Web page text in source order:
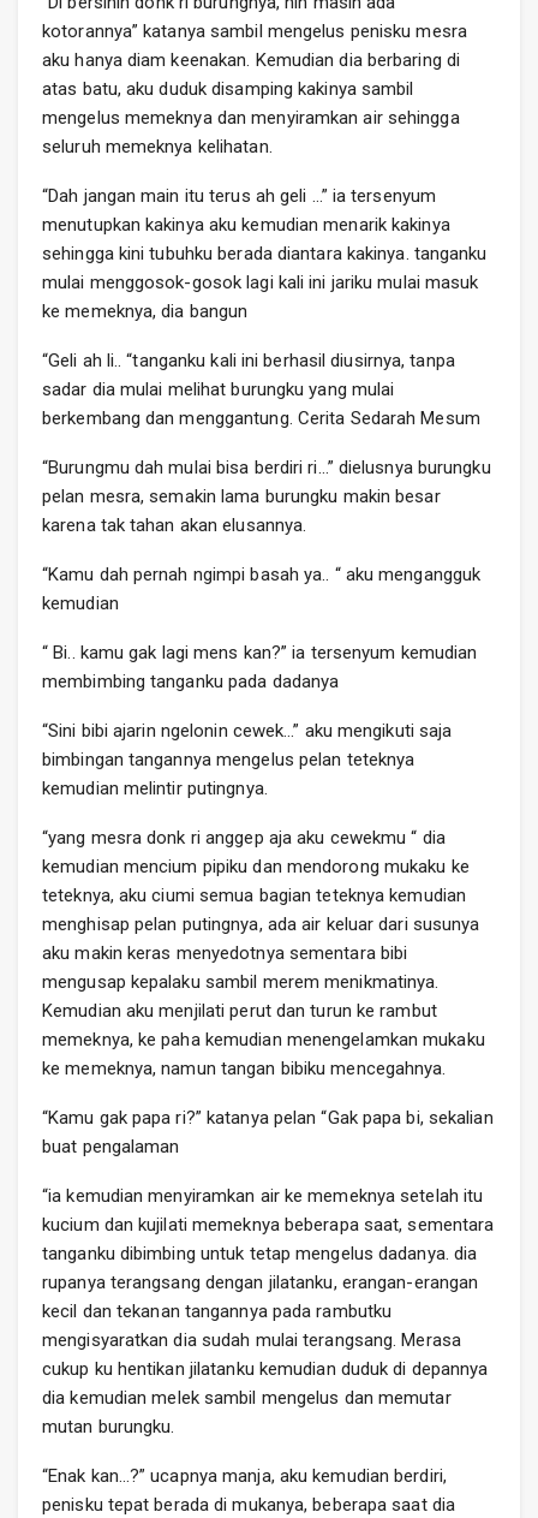
kotorannya” katanya sambil mengelus penisku mesra
aku hanya diam keenakan. Kemudian dia berbaring di
atas batu, aku duduk disamping kakinya sambil
mengelus memeknya dan menyiramkan air sehingga
seluruh memeknya kelihatan.
“Dah jangan main itu terus ah geli …” ia tersenyum
menutupkan kakinya aku kemudian menarik kakinya
sehingga kini tubuhku berada diantara kakinya. tanganku
mulai menggosok-gosok lagi kali ini jariku mulai masuk
ke memeknya, dia bangun
“Geli ah li.. “tanganku kali ini berhasil diusirnya, tanpa
sadar dia mulai melihat burungku yang mulai
berkembang dan menggantung. Cerita Sedarah Mesum
“Burungmu dah mulai bisa berdiri ri…” dielusnya burungku
pelan mesra, semakin lama burungku makin besar
karena tak tahan akan elusannya.
“Kamu dah pernah ngimpi basah ya.. “ aku mengangguk
kemudian
“ Bi.. kamu gak lagi mens kan?” ia tersenyum kemudian
membimbing tanganku pada dadanya
“Sini bibi ajarin ngelonin cewek…” aku mengikuti saja
bimbingan tangannya mengelus pelan teteknya
kemudian melintir putingnya.
“yang mesra donk ri anggep aja aku cewekmu “ dia
kemudian mencium pipiku dan mendorong mukaku ke
teteknya, aku ciumi semua bagian teteknya kemudian
menghisap pelan putingnya, ada air keluar dari susunya
aku makin keras menyedotnya sementara bibi
mengusap kepalaku sambil merem menikmatinya.
Kemudian aku menjilati perut dan turun ke rambut
memeknya, ke paha kemudian menengelamkan mukaku
ke memeknya, namun tangan bibiku mencegahnya.
“Kamu gak papa ri?” katanya pelan “Gak papa bi, sekalian
buat pengalaman
“ia kemudian menyiramkan air ke memeknya setelah itu
kucium dan kujilati memeknya beberapa saat, sementara
tanganku dibimbing untuk tetap mengelus dadanya. dia
rupanya terangsang dengan jilatanku, erangan-erangan
kecil dan tekanan tangannya pada rambutku
mengisyaratkan dia sudah mulai terangsang. Merasa
cukup ku hentikan jilatanku kemudian duduk di depannya
dia kemudian melek sambil mengelus dan memutar
mutan burungku.
“Enak kan…?” ucapnya manja, aku kemudian berdiri,
penisku tepat berada di mukanya, beberapa saat dia